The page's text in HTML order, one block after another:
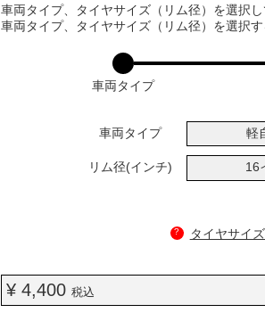
VARIATIONS
車両タイプ、タイヤサイズ（リム径）を選択し
車両タイプ、タイヤサイズ（リム径）を選択す
車両タイプ
車両タイプ 軽
リム径(インチ) 16
? タイヤサイ
¥ 4,400税込